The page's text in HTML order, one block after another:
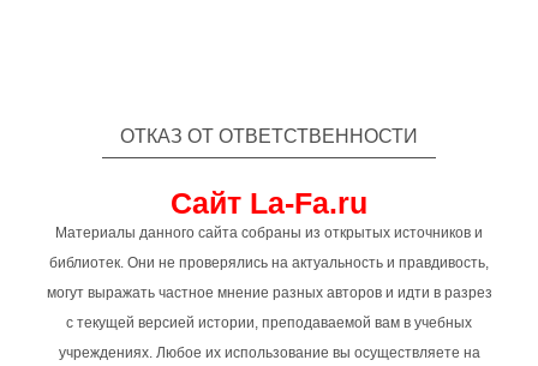
ОТКАЗ ОТ ОТВЕТСТВЕННОСТИ
Сайт La-Fa.ru
Материалы данного сайта собраны из открытых источников и
библиотек. Они не проверялись на актуальность и правдивость,
могут выражать частное мнение разных авторов и идти в разрез
с текущей версией истории, преподаваемой вам в учебных
учреждениях. Любое их использование вы осуществляете на